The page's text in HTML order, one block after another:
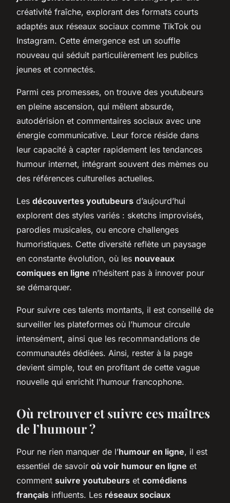
créativité fraîche, explorant des formats courts
adaptés aux réseaux sociaux comme TikTok ou
Instagram. Cette émergence est un souffle
nouveau qui séduit particulièrement les publics
jeunes et connectés.
Parmi ces promesses, on trouve des youtubeurs
en pleine ascension, qui mêlent absurde,
autodérision et commentaires sociaux avec une
énergie communicative. Leur force réside dans
leur capacité à capter rapidement les tendances
humour internet, intégrant souvent des mèmes ou
des références culturelles actuelles.
Les découvertes youtubeurs d’aujourd’hui
explorent des styles variés : sketchs improvisés,
parodies musicales, ou encore challenges
humoristiques. Cette diversité reflète un paysage
en constante évolution, où les nouveaux
comiques en ligne n’hésitent pas à innover pour
se démarquer.
Pour suivre ces talents montants, il est conseillé de
surveiller les plateformes où l’humour circule
intensément, ainsi que les recommandations de
communautés dédiées. Ainsi, rester à la page
devient simple, tout en profitant de cette vague
nouvelle qui enrichit l’humour francophone.
Où retrouver et suivre ces maîtres
de l’humour ?
Pour ne rien manquer de l’humour en ligne, il est
essentiel de savoir où voir humour en ligne et
comment suivre youtubeurs et comédiens
français influents. Les réseaux sociaux